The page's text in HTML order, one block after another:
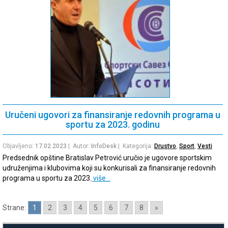
Uručeni ugovori za finansiranje redovnih programa u
sportu za 2023. godinu
Objavljeno: 17.02.2023 | Autor: InfoDesk | Kategorija: Drustvo Sport Vesti
Predsednik opštine Bratislav Petrović uručio je ugovore sportskim
udruženjima i klubovima koji su konkurisali za finansiranje redovnih
programa u sportu za 2023. više…
Strane: 1 2 3 4 5 6 7 8 »